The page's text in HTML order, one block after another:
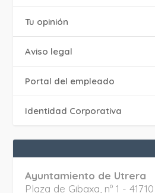
Tu opinión
Aviso legal
Portal del empleado
Identidad Corporativa
Ayuntamiento de Utrera
Plaza de Gibaxa, nº 1 - 41710